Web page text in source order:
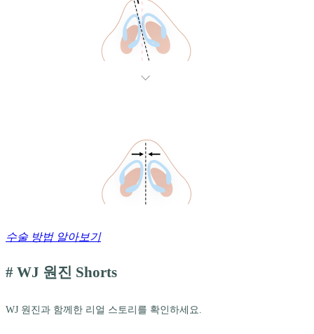
수술 방법 알아보기
# WJ 원진 Shorts
WJ 원진과 함께한 리얼 스토리를 확인하세요.